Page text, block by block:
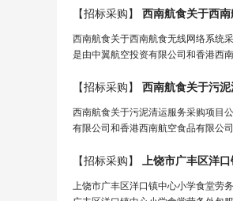
【招标采购】 西南航食关于西
西南航食关于西南航食无线网络系统
是由中翼航空投资有限公司和香港西
【招标采购】 西南航食关于污
西南航食关于污泥清运服务采购项目
有限公司和香港西南航空食品有限公
【招标采购】 上饶市广丰区洋
上饶市广丰区洋口镇中心小学食堂